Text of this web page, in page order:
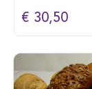
€ 30,50